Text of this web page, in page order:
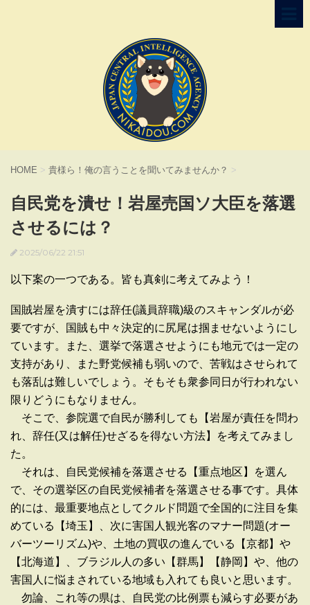
HOME > 貴様ら！俺の言うことを聞いてみませんか？ >
自民党を潰せ！岩屋売国ソ大臣を落選
させるには？
2025/06/22 21:51
以下案の一つである。皆も真剣に考えてみよう！
国賊岩屋を潰すには辞任(議員辞職)級のスキャンダルが必
要ですが、国賊も中々決定的に尻尾は掴ませないようにし
ています。また、選挙で落選させようにも地元では一定の
支持があり、また野党候補も弱いので、苦戦はさせられて
も落乱は難しいでしょう。そもそも衆参同日が行われない
限りどうにもなりません。
そこで、参院選で自民が勝利しても【岩屋が責任を問わ
れ、辞任(又は解任)せざるを得ない方法】を考えてみまし
た。
それは、自民党候補を落選させる【重点地区】を選ん
で、その選挙区の自民党候補者を落選させる事です。具体
的には、最重要地点としてクルド問題で全国的に注目を集
めている【埼玉】、次に害国人観光客のマナー問題(オー
バーツーリズム)や、土地の買収の進んでいる【京都】や
【北海道】、ブラジル人の多い【群馬】【静岡】や、他の
害国人に悩まされている地域も入れても良いと思います。
勿論、これ等の県は、自民党の比例票も減らす必要があ